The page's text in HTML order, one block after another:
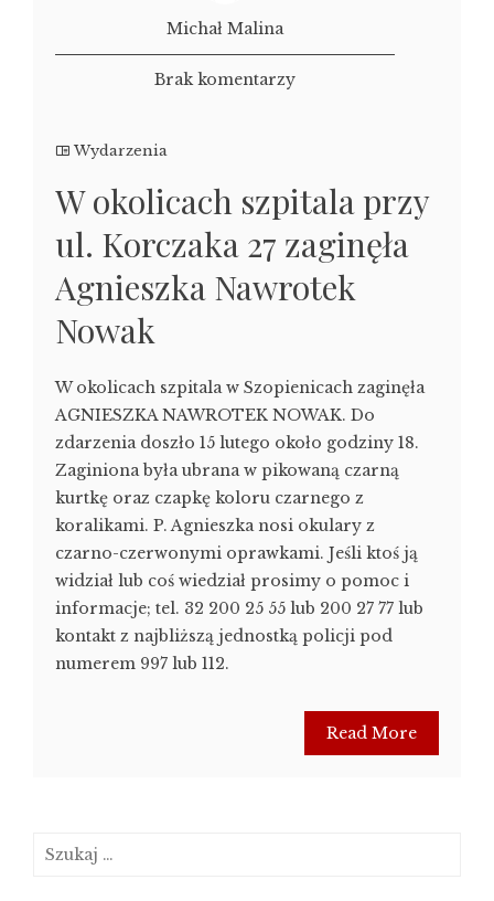
Michał Malina
Brak komentarzy
Wydarzenia
W okolicach szpitala przy
ul. Korczaka 27 zaginęła
Agnieszka Nawrotek
Nowak
W okolicach szpitala w Szopienicach zaginęła
AGNIESZKA NAWROTEK NOWAK. Do
zdarzenia doszło 15 lutego około godziny 18.
Zaginiona była ubrana w pikowaną czarną
kurtkę oraz czapkę koloru czarnego z
koralikami. P. Agnieszka nosi okulary z
czarno-czerwonymi oprawkami. Jeśli ktoś ją
widział lub coś wiedział prosimy o pomoc i
informacje; tel. 32 200 25 55 lub 200 27 77 lub
kontakt z najbliższą jednostką policji pod
numerem 997 lub 112.
Read More
Szukaj: